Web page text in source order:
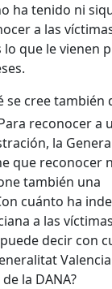
ha tenido ni
a las
lo que le vienen
se cree también
reconocer a
la
que reconocer
también una
cuánto ha
a las
decir con
la DANA?